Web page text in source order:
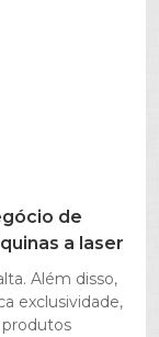
de
a laser
Além disso,
exclusividade,
produtos